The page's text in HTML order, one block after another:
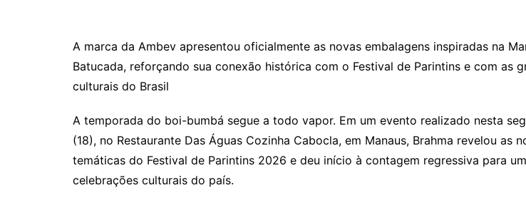
A marca da Ambev apresentou oficialmente as novas embalagens inspiradas na
Batucada, reforçando sua conexão histórica com o Festival de Parintins e com as
culturais do Brasil
A temporada do boi-bumbá segue a todo vapor. Em um evento realizado nesta
(18), no Restaurante Das Águas Cozinha Cabocla, em Manaus, Brahma revelou as
temáticas do Festival de Parintins 2026 e deu início à contagem regressiva para
celebrações culturais do país.